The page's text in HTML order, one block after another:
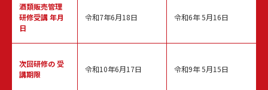
酒類販売管理
研修受講 年月
日
次回研修の受
講期限
令和7年6月18日
令和10年6月17日
令和6年 5月16日
令和9年 5月15日